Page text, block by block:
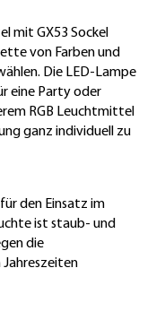
mit GX53 Sockel
von Farben und
Die LED-Lampe
eine Party oder
RGB Leuchtmittel
ganz individuell zu
den Einsatz im
ist staub- und
die